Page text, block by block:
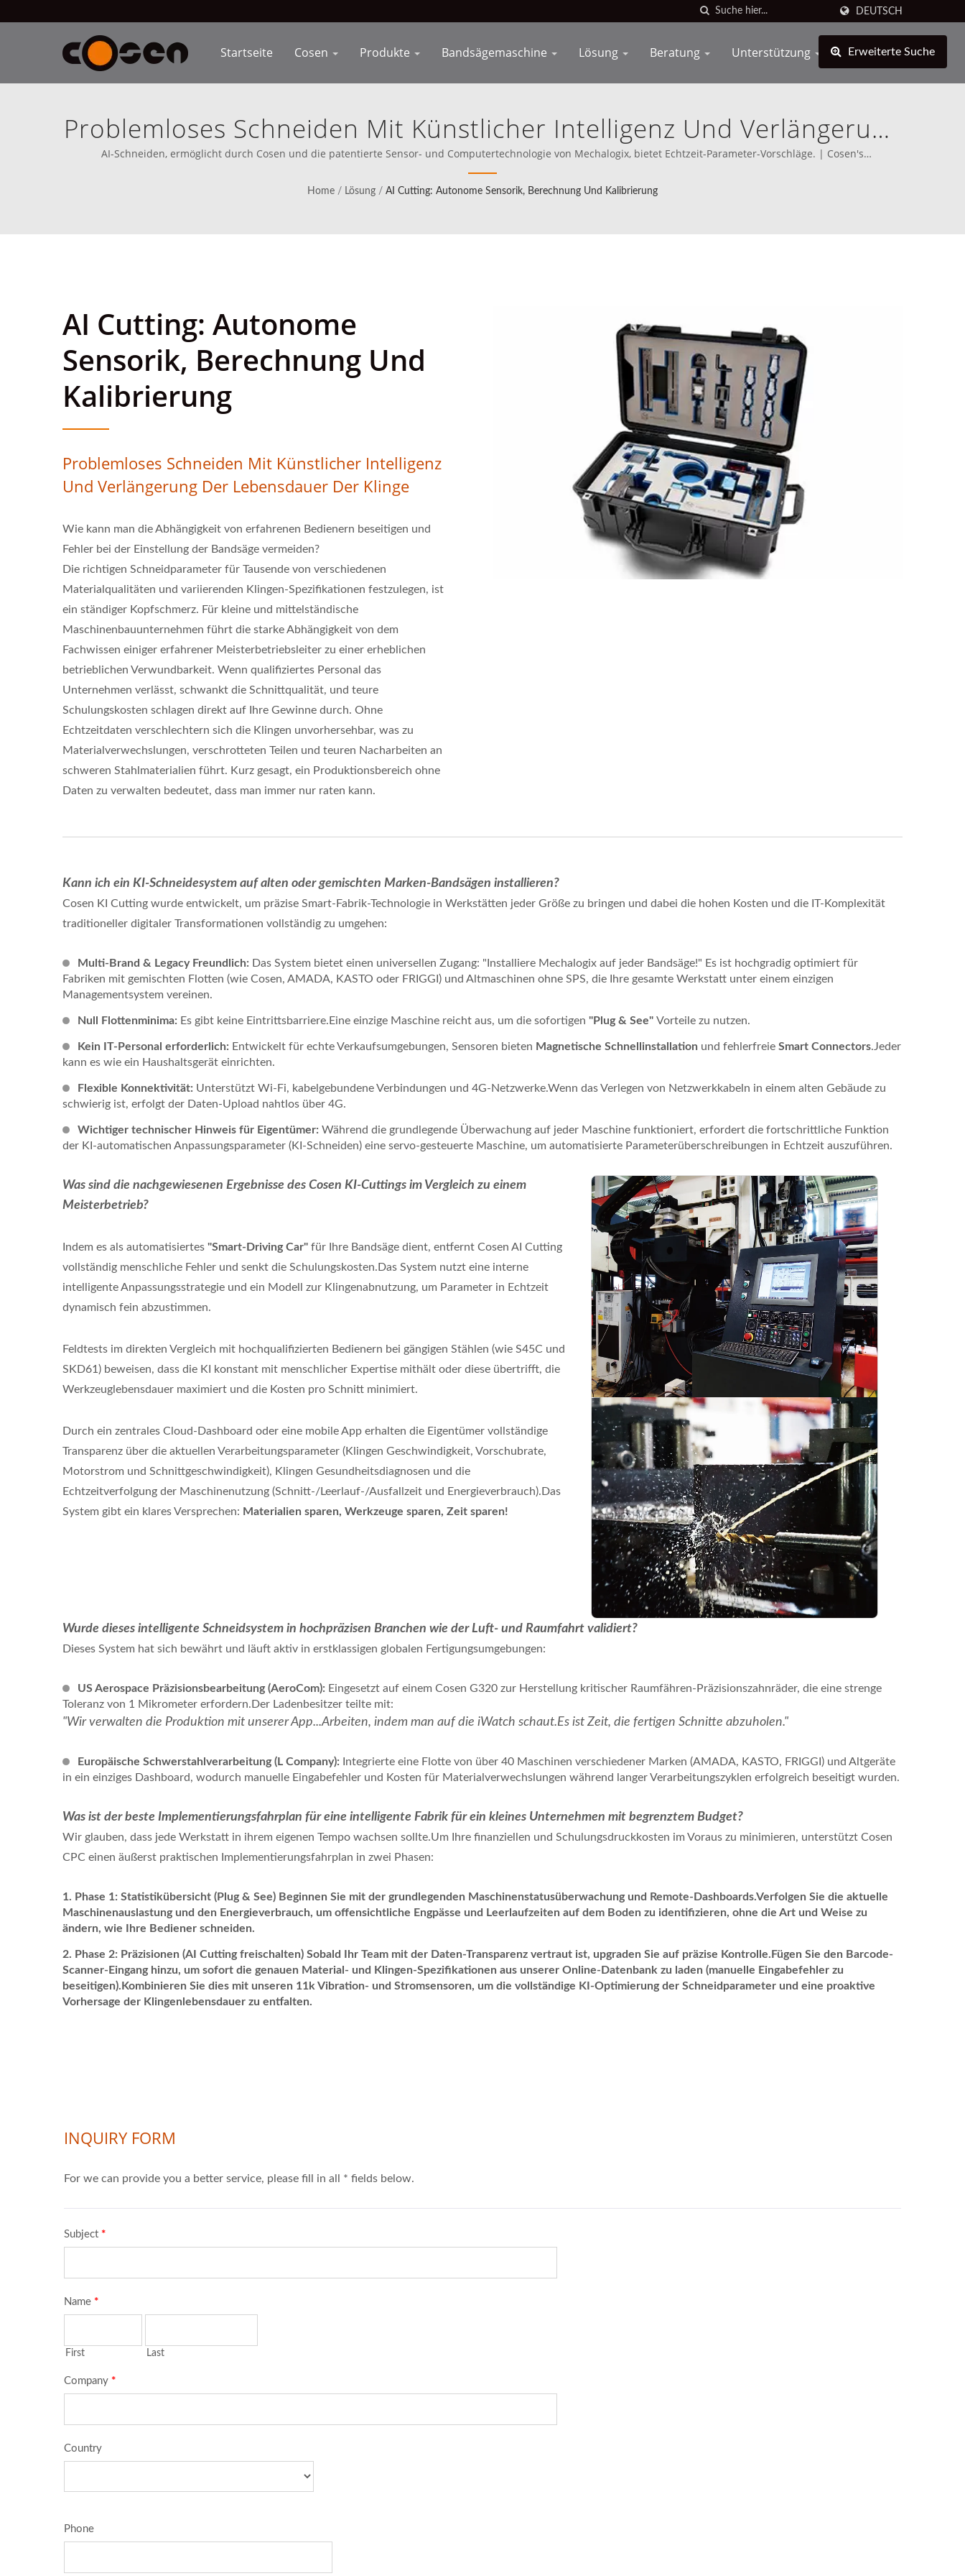
DEUTSCH
Startseite Cosen Produkte Bandsägemaschine Lösung Beratung Unterstützung Erweiterte Suche
Problemloses Schneiden Mit Künstlicher Intelligenz Und Verlängerung
Der Lebensdauer Der Klinge | Integrieren Sie Modernste Robotik In
Ihren Fertigungsprozess
AI-Schneiden, ermöglicht durch Cosen und die patentierte Sensor- und Computertechnologie von Mechalogix, bietet Echtzeit-Parameter-Vorschläge. | Cosen's
markenbasierten Bandsägen sind in 80 Ländern erhältlich, einschließlich Nordamerika (seit 1989), Cosen hat von Anfang an seine Mission klar definiert, direkt mit den Besten
der Welt zu konkurrieren.
Home / Lösung / AI Cutting: Autonome Sensorik, Berechnung Und Kalibrierung
AI Cutting: Autonome
Sensorik, Berechnung Und
Kalibrierung
Problemloses Schneiden Mit Künstlicher Intelligenz
Und Verlängerung Der Lebensdauer Der Klinge
Wie kann man die Abhängigkeit von erfahrenen Bedienern beseitigen und
Fehler bei der Einstellung der Bandsäge vermeiden?
Die richtigen Schneidparameter für Tausende von verschiedenen
Materialqualitäten und variierenden Klingen-Spezifikationen festzulegen, ist
ein ständiger Kopfschmerz. Für kleine und mittelständische
Maschinenbauunternehmen führt die starke Abhängigkeit von dem
Fachwissen einiger erfahrener Meisterbetriebsleiter zu einer erheblichen
betrieblichen Verwundbarkeit. Wenn qualifiziertes Personal das
Unternehmen verlässt, schwankt die Schnittqualität, und teure
Schulungskosten schlagen direkt auf Ihre Gewinne durch. Ohne
Echtzeitdaten verschlechtern sich die Klingen unvorhersehbar, was zu
Materialverwechslungen, verschrotteten Teilen und teuren Nacharbeiten an
schweren Stahlmaterialien führt. Kurz gesagt, ein Produktionsbereich ohne
Daten zu verwalten bedeutet, dass man immer nur raten kann.
Kann ich ein KI-Schneidesystem auf alten oder gemischten Marken-Bandsägen installieren?
Cosen KI Cutting wurde entwickelt, um präzise Smart-Fabrik-Technologie in Werkstätten jeder Größe zu bringen und dabei die hohen Kosten und die IT-Komplexität
traditioneller digitaler Transformationen vollständig zu umgehen:
Multi-Brand & Legacy Freundlich: Das System bietet einen universellen Zugang: "Installiere Mechalogix auf jeder Bandsäge!" Es ist hochgradig optimiert für
Fabriken mit gemischten Flotten (wie Cosen, AMADA, KASTO oder FRIGGI) und Altmaschinen ohne SPS, die Ihre gesamte Werkstatt unter einem einzigen
Managementsystem vereinen.
Null Flottenminima: Es gibt keine Eintrittsbarriere.Eine einzige Maschine reicht aus, um die sofortigen "Plug & See" Vorteile zu nutzen.
Kein IT-Personal erforderlich: Entwickelt für echte Verkaufsumgebungen, Sensoren bieten Magnetische Schnellinstallation und fehlerfreie Smart Connectors.Jeder
kann es wie ein Haushaltsgerät einrichten.
Flexible Konnektivität: Unterstützt Wi-Fi, kabelgebundene Verbindungen und 4G-Netzwerke.Wenn das Verlegen von Netzwerkkabeln in einem alten Gebäude zu
schwierig ist, erfolgt der Daten-Upload nahtlos über 4G.
Wichtiger technischer Hinweis für Eigentümer: Während die grundlegende Überwachung auf jeder Maschine funktioniert, erfordert die fortschrittliche Funktion
der KI-automatischen Anpassungsparameter (KI-Schneiden) eine servo-gesteuerte Maschine, um automatisierte Parameterüberschreibungen in Echtzeit auszuführen.
Was sind die nachgewiesenen Ergebnisse des Cosen KI-Cuttings im Vergleich zu einem
Meisterbetrieb?
Indem es als automatisiertes "Smart-Driving Car" für Ihre Bandsäge dient, entfernt Cosen AI Cutting
vollständig menschliche Fehler und senkt die Schulungskosten.Das System nutzt eine interne
intelligente Anpassungsstrategie und ein Modell zur Klingenabnutzung, um Parameter in Echtzeit
dynamisch fein abzustimmen.
Feldtests im direkten Vergleich mit hochqualifizierten Bedienern bei gängigen Stählen (wie S45C und
SKD61) beweisen, dass die KI konstant mit menschlicher Expertise mithält oder diese übertrifft, die
Werkzeuglebensdauer maximiert und die Kosten pro Schnitt minimiert.
Durch ein zentrales Cloud-Dashboard oder eine mobile App erhalten die Eigentümer vollständige
Transparenz über die aktuellen Verarbeitungsparameter (Klingen Geschwindigkeit, Vorschubrate,
Motorstrom und Schnittgeschwindigkeit), Klingen Gesundheitsdiagnosen und die
Echtzeitverfolgung der Maschinenutzung (Schnitt-/Leerlauf-/Ausfallzeit und Energieverbrauch).Das
System gibt ein klares Versprechen: Materialien sparen, Werkzeuge sparen, Zeit sparen!
Wurde dieses intelligente Schneidsystem in hochpräzisen Branchen wie der Luft- und Raumfahrt validiert?
Dieses System hat sich bewährt und läuft aktiv in erstklassigen globalen Fertigungsumgebungen:
US Aerospace Präzisionsbearbeitung (AeroCom): Eingesetzt auf einem Cosen G320 zur Herstellung kritischer Raumfähren-Präzisionszahnräder, die eine strenge
Toleranz von 1 Mikrometer erfordern.Der Ladenbesitzer teilte mit:
"Wir verwalten die Produktion mit unserer App...Arbeiten, indem man auf die iWatch schaut.Es ist Zeit, die fertigen Schnitte abzuholen."
Europäische Schwerstahlverarbeitung (L Company): Integrierte eine Flotte von über 40 Maschinen verschiedener Marken (AMADA, KASTO, FRIGGI) und Altgeräte
in ein einziges Dashboard, wodurch manuelle Eingabefehler und Kosten für Materialverwechslungen während langer Verarbeitungszyklen erfolgreich beseitigt wurden.
Was ist der beste Implementierungsfahrplan für eine intelligente Fabrik für ein kleines Unternehmen mit begrenztem Budget?
Wir glauben, dass jede Werkstatt in ihrem eigenen Tempo wachsen sollte.Um Ihre finanziellen und Schulungsdruckkosten im Voraus zu minimieren, unterstützt Cosen
CPC einen äußerst praktischen Implementierungsfahrplan in zwei Phasen:
Phase 1: Statistikübersicht (Plug & See) Beginnen Sie mit der grundlegenden Maschinenstatusüberwachung und Remote-Dashboards.Verfolgen Sie die aktuelle
Maschinenauslastung und den Energieverbrauch, um offensichtliche Engpässe und Leerlaufzeiten auf dem Boden zu identifizieren, ohne die Art und Weise zu
ändern, wie Ihre Bediener schneiden.
Phase 2: Präzisionen (AI Cutting freischalten) Sobald Ihr Team mit der Daten-Transparenz vertraut ist, upgraden Sie auf präzise Kontrolle.Fügen Sie den Barcode-
Scanner-Eingang hinzu, um sofort die genauen Material- und Klingen-Spezifikationen aus unserer Online-Datenbank zu laden (manuelle Eingabefehler zu
beseitigen).Kombinieren Sie dies mit unseren 11k Vibration- und Stromsensoren, um die vollständige KI-Optimierung der Schneidparameter und eine proaktive
Vorhersage der Klingenlebensdauer zu entfalten.